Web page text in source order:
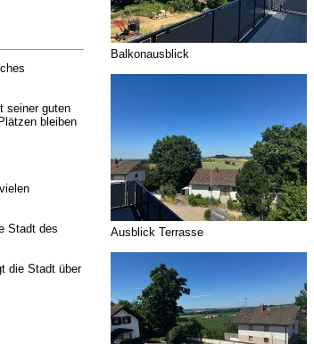
seiner guten
bleiben
Stadt des
die Stadt über
Balkonausblick
Ausblick Terrasse